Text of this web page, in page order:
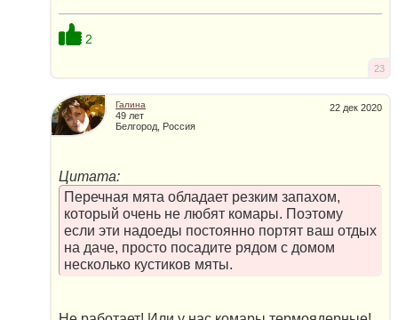
2
23
22 дек 2020
Галина
49 лет
Белгород, Россия
Цитата:
Перечная мята обладает резким запахом,
который очень не любят комары. Поэтому
если эти надоеды постоянно портят ваш отдых
на даче, просто посадите рядом с домом
несколько кустиков мяты.